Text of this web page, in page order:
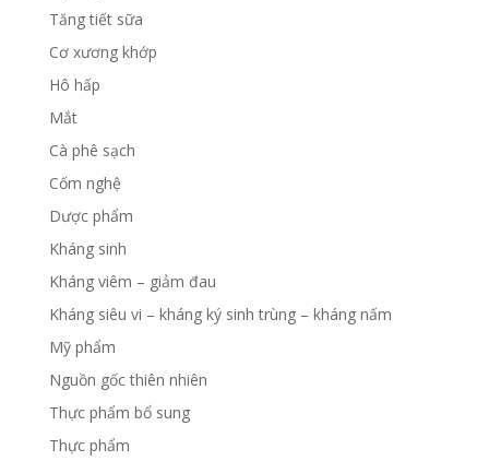
Tăng tiết sữa
Cơ xương khớp
Hô hấp
Mắt
Cà phê sạch
Cốm nghệ
Dược phẩm
Kháng sinh
Kháng viêm – giảm đau
Kháng siêu vi – kháng ký sinh trùng – kháng nấm
Mỹ phẩm
Nguồn gốc thiên nhiên
Thực phẩm bổ sung
Thực phẩm